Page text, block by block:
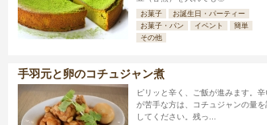
お菓子
お誕生日・パーティー
お菓子・パン
イベント
簡単
その他
手羽元と卵のコチュジャン煮
ピリッと辛く、ご飯が進みます。辛
が苦手な方は、コチュジャンの量を
してください。残っ...